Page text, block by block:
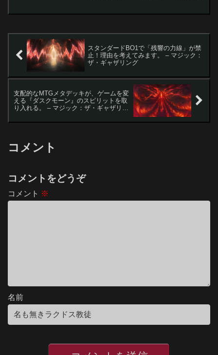
スタンダードBO1で「残響の力線」が禁
止！理由を考えてみます。 – マジック：
ザ・ギャザリング
支配的なMTGメタデッキが、ゲームを変
える『ダスクモーン』のスピリットを取
り入れる。 – マジック：ザ・ギャザリン
コメント
コメントをどうぞ
コメント ※
名前